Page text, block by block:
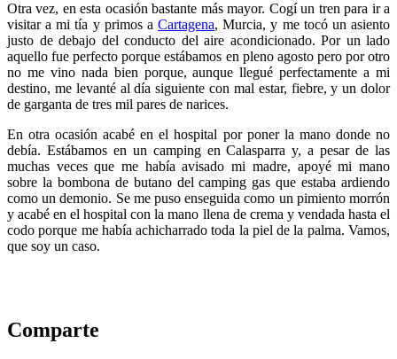
Otra vez, en esta ocasión bastante más mayor. Cogí un tren para ir a
visitar a mi tía y primos aCartagena, Murcia, y me tocó un asiento
justo de debajo del conducto del aire acondicionado. Por un lado
aquello fue perfecto porque estábamos en pleno agosto pero por otro
no me vino nada bien porque, aunque llegué perfectamente a mi
destino, me levanté al día siguiente con mal estar, fiebre, y un dolor
de garganta de tres mil pares de narices.
En otra ocasión acabé en el hospital por poner la mano donde no
debía. Estábamos en un camping en Calasparra y, a pesar de las
muchas veces que me había avisado mi madre, apoyé mi mano
sobre la bombona de butano del camping gas que estaba ardiendo
como un demonio. Se me puso enseguida como un pimiento morrón
y acabé en el hospital con la mano llena de crema y vendada hasta el
codo porque me había achicharrado toda la piel de la palma. Vamos,
que soy un caso.
Comparte